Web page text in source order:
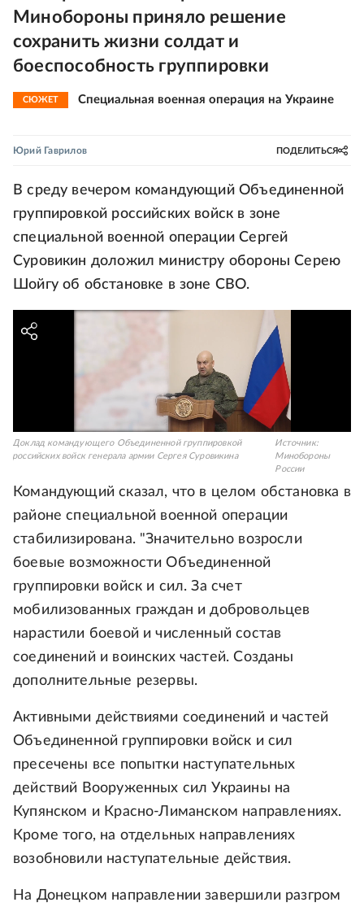
Минобороны приняло решение
сохранить жизни солдат и
боеспособность группировки
СЮЖЕТ Специальная военная операция на Украине
Юрий Гаврилов ПОДЕЛИТЬСЯ
В среду вечером командующий Объединенной
группировкой российских войск в зоне
специальной военной операции Сергей
Суровикин доложил министру обороны Серею
Шойгу об обстановке в зоне СВО.
Доклад командующего Объединенной группировкой
российских войск генерала армии Сергея Суровикина
Источник:
Минобороны
России
Командующий сказал, что в целом обстановка в
районе специальной военной операции
стабилизирована. "Значительно возросли
боевые возможности Объединенной
группировки войск и сил. За счет
мобилизованных граждан и добровольцев
нарастили боевой и численный состав
соединений и воинских частей. Созданы
дополнительные резервы.
Активными действиями соединений и частей
Объединенной группировки войск и сил
пресечены все попытки наступательных
действий Вооруженных сил Украины на
Купянском и Красно-Лиманском направлениях.
Кроме того, на отдельных направлениях
возобновили наступательные действия.
На Донецком направлении завершили разгром